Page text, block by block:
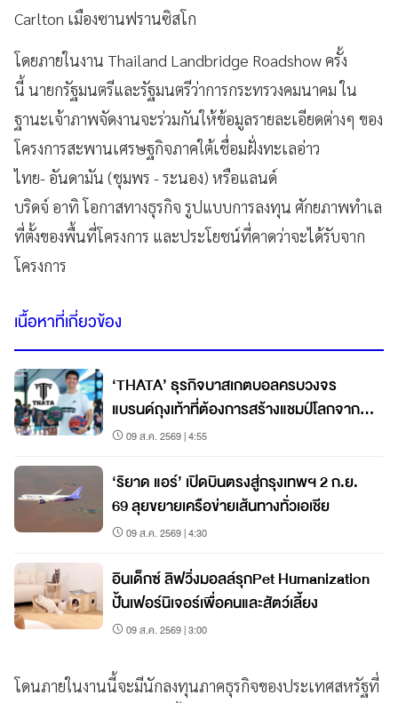
Carlton เมืองซานฟรานซิสโก
โดยภายในงาน Thailand Landbridge Roadshow ครั้ง
นี้ นายกรัฐมนตรีและรัฐมนตรีว่าการกระทรวงคมนาคม ใน
ฐานะเจ้าภาพจัดงานจะร่วมกันให้ข้อมูลรายละเอียดต่างๆ ของ
โครงการสะพานเศรษฐกิจภาคใต้เชื่อมฝั่งทะเลอ่าว
ไทย- อันดามัน (ชุมพร - ระนอง) หรือแลนด์
บริดจ์ อาทิ โอกาสทางธุรกิจ รูปแบบการลงทุน ศักยภาพทำเล
ที่ตั้งของพื้นที่โครงการ และประโยชน์ที่คาดว่าจะได้รับจาก
โครงการ
เนื้อหาที่เกี่ยวข้อง
‘THATA’ ธุรกิจบาสเกตบอลครบวงจร
แบรนด์ถุงเท้าที่ต้องการสร้างแชมป์โลกจาก
ชลบุรี
09 ส.ค. 2569 | 4:55
‘ริยาด แอร์’ เปิดบินตรงสู่กรุงเทพฯ 2 ก.ย.
69 ลุยขยายเครือข่ายเส้นทางทั่วเอเชีย
09 ส.ค. 2569 | 4:30
อินเด็กซ์ ลิฟวิ่งมอลล์รุกPet Humanization
ปั้นเฟอร์นิเจอร์เพื่อคนและสัตว์เลี้ยง
09 ส.ค. 2569 | 3:00
โดนภายในงานนี้จะมีนักลงทุนภาคธุรกิจของประเทศสหรัฐที่